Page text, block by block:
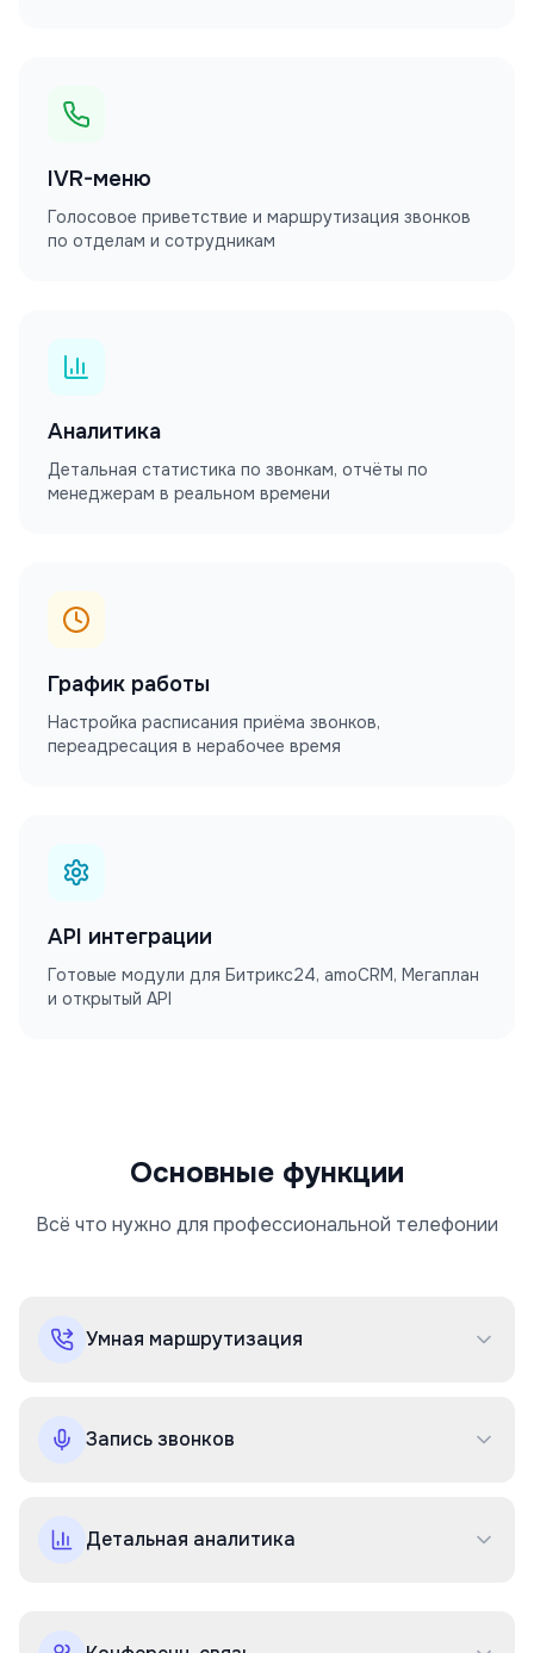
IVR-меню
Голосовое приветствие и маршрутизация звонков
по отделам и сотрудникам
Аналитика
Детальная статистика по звонкам, отчёты по
менеджерам в реальном времени
График работы
Настройка расписания приёма звонков,
переадресация в нерабочее время
API интеграции
Готовые модули для Битрикс24, amoCRM, Мегаплан
и открытый API
Основные функции
Всё что нужно для профессиональной телефонии
Умная маршрутизация
Запись звонков
Детальная аналитика